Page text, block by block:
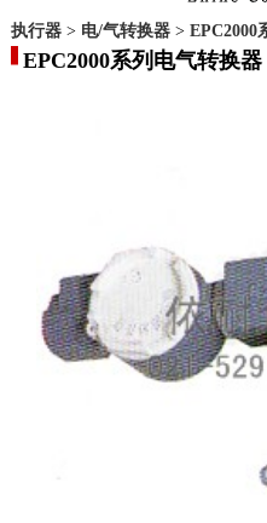
执行器> 电/气转换器> EPC2000
EPC2000系列电气转换器